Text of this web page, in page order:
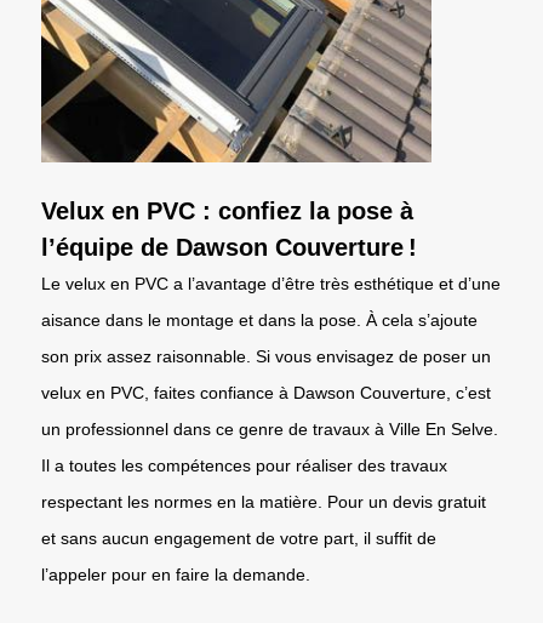
Velux en PVC : confiez la pose à
l’équipe de Dawson Couverture !
Le velux en PVC a l’avantage d’être très esthétique et d’une
aisance dans le montage et dans la pose. À cela s’ajoute
son prix assez raisonnable. Si vous envisagez de poser un
velux en PVC, faites confiance à Dawson Couverture, c’est
un professionnel dans ce genre de travaux à Ville En Selve.
Il a toutes les compétences pour réaliser des travaux
respectant les normes en la matière. Pour un devis gratuit
et sans aucun engagement de votre part, il suffit de
l’appeler pour en faire la demande.